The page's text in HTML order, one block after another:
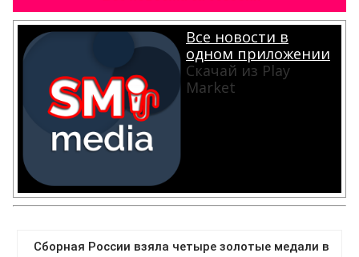
Все новости в
одном приложении
Скачай из Play
Market